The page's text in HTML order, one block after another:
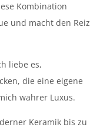
Kombination
und macht den Reiz
liebe es,
die eine eigene
wahrer Luxus.
Keramik bis zu